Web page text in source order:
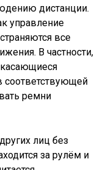
дистанции.
управление
все
В частности,
соответствующей
ремни
лиц без
за рулём и